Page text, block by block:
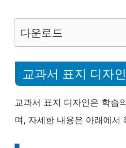
다운로드
교과서 표지 디자인
교과서 표지 디자인은 학습
며, 자세한 내용은 아래에서